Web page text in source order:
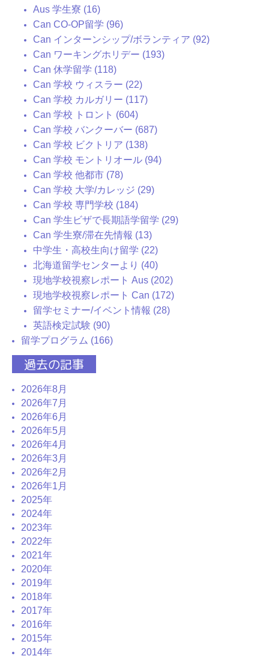
Aus 学生寮 (16)
Can CO-OP留学 (96)
Can インターンシップ/ボランティア (92)
Can ワーキングホリデー (193)
Can 休学留学 (118)
Can 学校 ウィスラー (22)
Can 学校 カルガリー (117)
Can 学校 トロント (604)
Can 学校 バンクーバー (687)
Can 学校 ビクトリア (138)
Can 学校 モントリオール (94)
Can 学校 他都市 (78)
Can 学校 大学/カレッジ (29)
Can 学校 専門学校 (184)
Can 学生ビザで長期語学留学 (29)
Can 学生寮/滞在先情報 (13)
中学生・高校生向け留学 (22)
北海道留学センターより (40)
現地学校視察レポート Aus (202)
現地学校視察レポート Can (172)
留学セミナー/イベント情報 (28)
英語検定試験 (90)
留学プログラム (166)
過去の記事
2026年8月
2026年7月
2026年6月
2026年5月
2026年4月
2026年3月
2026年2月
2026年1月
2025年
2024年
2023年
2022年
2021年
2020年
2019年
2018年
2017年
2016年
2015年
2014年